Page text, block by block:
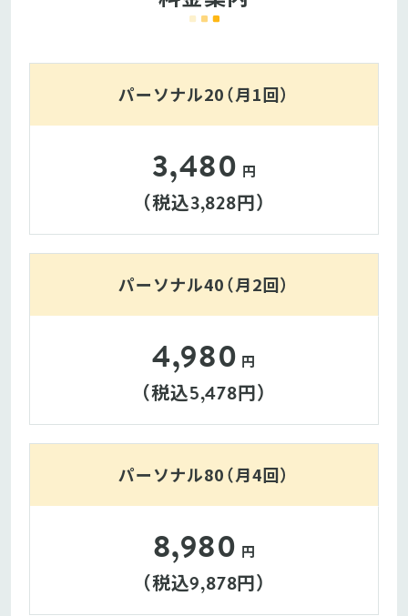
パーソナル20（月1回）
3,480 円
（税込3,828円）
パーソナル40（月2回）
4,980 円
（税込5,478円）
パーソナル80（月4回）
8,980 円
（税込9,878円）